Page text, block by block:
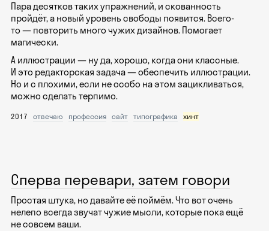
Пара десятков таких упражнений, и скованность
пройдёт, а новый уровень свободы появится. Всего-
то — повторить много чужих дизайнов. Помогает
магически.
А иллюстрации — ну да, хорошо, когда они классные.
И это редакторская задача — обеспечить иллюстрации.
Но и с плохими, если не особо на этом зацикливаться,
можно сделать терпимо.
2017 отвечаю профессия сайт типографика хинт
Сперва перевари, затем говори
Простая штука, но давайте её поймём. Что вот очень
нелепо всегда звучат чужие мысли, которые пока ещё
не совсем ваши.